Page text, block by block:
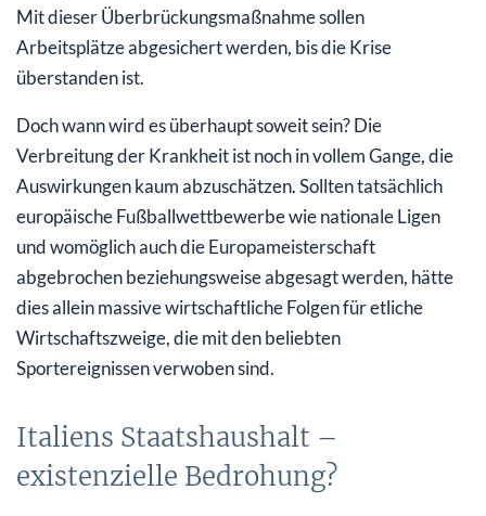
Mit dieser Überbrückungsmaßnahme sollen
Arbeitsplätze abgesichert werden, bis die Krise
überstanden ist.
Doch wann wird es überhaupt soweit sein? Die
Verbreitung der Krankheit ist noch in vollem Gange, die
Auswirkungen kaum abzuschätzen. Sollten tatsächlich
europäische Fußballwettbewerbe wie nationale Ligen
und womöglich auch die Europameisterschaft
abgebrochen beziehungsweise abgesagt werden, hätte
dies allein massive wirtschaftliche Folgen für etliche
Wirtschaftszweige, die mit den beliebten
Sportereignissen verwoben sind.
Italiens Staatshaushalt –
existenzielle Bedrohung?